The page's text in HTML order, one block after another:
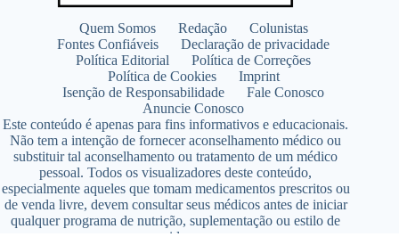
Quem Somos Redação
Colunistas
Fontes Confiáveis
Declaração de privacidade
Política Editorial
Política de Correções
Política de Cookies
Imprint
Isenção de Responsabilidade
Fale Conosco
Anuncie Conosco
Este conteúdo é apenas para fins informativos e educacionais.
Não tem a intenção de fornecer aconselhamento médico ou
substituir tal aconselhamento ou tratamento de um médico
pessoal. Todos os visualizadores deste conteúdo,
especialmente aqueles que tomam medicamentos prescritos ou
de venda livre, devem consultar seus médicos antes de iniciar
qualquer programa de nutrição, suplementação ou estilo de